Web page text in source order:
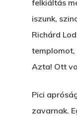
felkiáltás
iszunk,
Richárd
templomot,
Azta! Ott
Pici
zavarnak.